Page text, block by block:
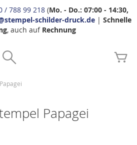
/ 788 99 218 (Mo. - Do.: 07:00 - 14:30,
schilder-druck.de| Schnelle
, auch auf Rechnung
Papagei